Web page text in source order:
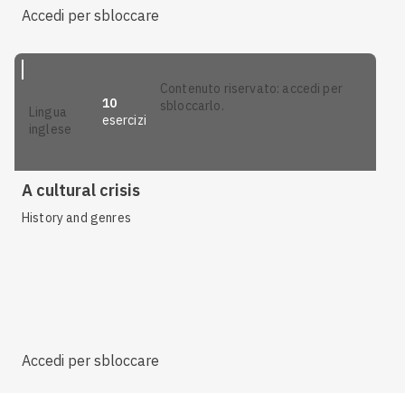
Accedi per sbloccare
lingua
inglese
10
esercizi
contenuto riservato: accedi per
sbloccarlo.
A cultural crisis
History and genres
Accedi per sbloccare